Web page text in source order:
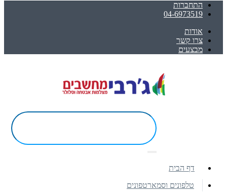
התחברות
04-6973519
אודות
צרו קשר
מבצעים
דף הבית
טלפונים וסמארטפונים